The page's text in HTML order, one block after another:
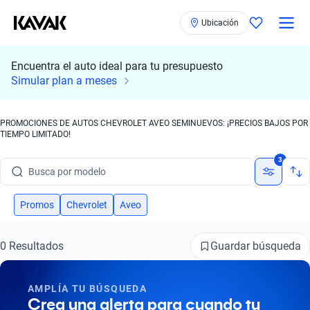
Ubicación
Encuentra el auto ideal para tu presupuesto
Simular plan a meses
PROMOCIONES DE AUTOS CHEVROLET AVEO SEMINUEVOS: ¡PRECIOS BAJOS POR
TIEMPO LIMITADO!
Busca por modelo
Busca por versión
Busca por marca
Busca por modelo
3
Promos Chevrolet Aveo
0 Resultados Guardar búsqueda
AMPLÍA TU BÚSQUEDA
Crea una alerta para cuando tu